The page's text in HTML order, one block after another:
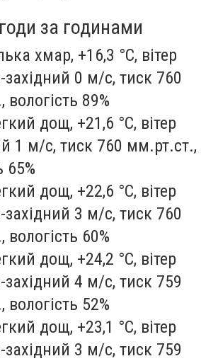
за годинами
хмар, +16,3 °С, вітер
західний 0 м/с, тиск 760
89%
дощ, +21,6 °С, вітер
1 м/с, тиск 760 мм.рт.ст.,
65%
дощ, +22,6 °С, вітер
західний 3 м/с, тиск 760
60%
дощ, +24,2 °С, вітер
західний 4 м/с, тиск 759
52%
дощ, +23,1 °С, вітер
західний 3 м/с, тиск 759